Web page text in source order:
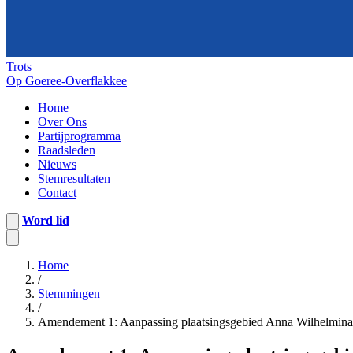
Trots
Op Goeree-Overflakkee
Home
Over Ons
Partijprogramma
Raadsleden
Nieuws
Stemresultaten
Contact
Word lid
Home
/
Stemmingen
/
Amendement 1: Aanpassing plaatsingsgebied Anna